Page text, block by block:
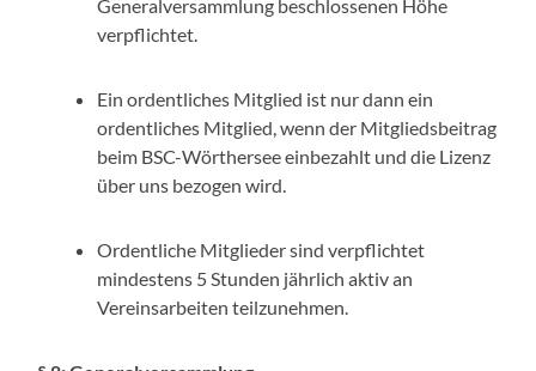
Generalversammlung beschlossenen Höhe
verpflichtet.
Ein ordentliches Mitglied ist nur dann ein
ordentliches Mitglied, wenn der Mitgliedsbeitrag
beim BSC-Wörthersee einbezahlt und die Lizenz
über uns bezogen wird.
Ordentliche Mitglieder sind verpflichtet
mindestens 5 Stunden jährlich aktiv an
Vereinsarbeiten teilzunehmen.